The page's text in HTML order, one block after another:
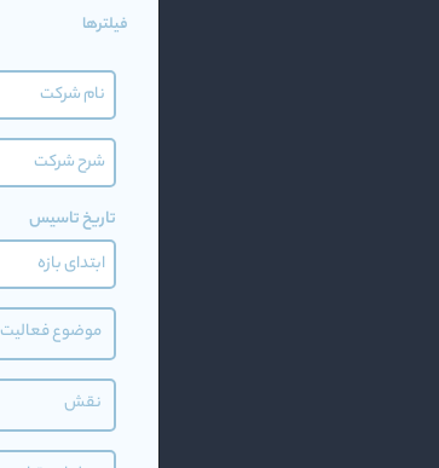
فیلترها
تاریخ تاسیس
موضوع فعالیت
نقش